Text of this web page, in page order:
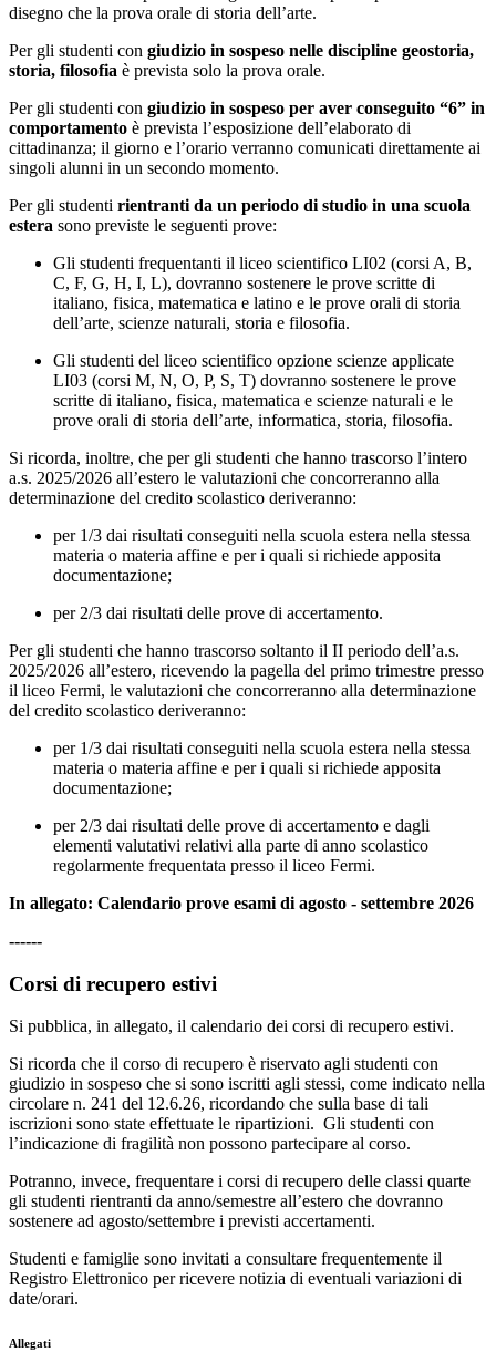
disegno che la prova orale di storia dell’arte.
Per gli studenti con giudizio in sospeso nelle discipline geostoria,
storia, filosofia è prevista solo la prova orale.
Per gli studenti con giudizio in sospeso per aver conseguito “6” in
comportamento è prevista l’esposizione dell’elaborato di
cittadinanza; il giorno e l’orario verranno comunicati direttamente ai
singoli alunni in un secondo momento.
Per gli studenti rientranti da un periodo di studio in una scuola
estera sono previste le seguenti prove:
Gli studenti frequentanti il liceo scientifico LI02 (corsi A, B,
C, F, G, H, I, L), dovranno sostenere le prove scritte di
italiano, fisica, matematica e latino e le prove orali di storia
dell’arte, scienze naturali, storia e filosofia.
Gli studenti del liceo scientifico opzione scienze applicate
LI03 (corsi M, N, O, P, S, T) dovranno sostenere le prove
scritte di italiano, fisica, matematica e scienze naturali e le
prove orali di storia dell’arte, informatica, storia, filosofia.
Si ricorda, inoltre, che per gli studenti che hanno trascorso l’intero
a.s. 2025/2026 all’estero le valutazioni che concorreranno alla
determinazione del credito scolastico deriveranno:
per 1/3 dai risultati conseguiti nella scuola estera nella stessa
materia o materia affine e per i quali si richiede apposita
documentazione;
per 2/3 dai risultati delle prove di accertamento.
Per gli studenti che hanno trascorso soltanto il II periodo dell’a.s.
2025/2026 all’estero, ricevendo la pagella del primo trimestre presso
il liceo Fermi, le valutazioni che concorreranno alla determinazione
del credito scolastico deriveranno:
per 1/3 dai risultati conseguiti nella scuola estera nella stessa
materia o materia affine e per i quali si richiede apposita
documentazione;
per 2/3 dai risultati delle prove di accertamento e dagli
elementi valutativi relativi alla parte di anno scolastico
regolarmente frequentata presso il liceo Fermi.
In allegato: Calendario prove esami di agosto - settembre 2026
------
Corsi di recupero estivi
Si pubblica, in allegato, il calendario dei corsi di recupero estivi.
Si ricorda che il corso di recupero è riservato agli studenti con
giudizio in sospeso che si sono iscritti agli stessi, come indicato nella
circolare n. 241 del 12.6.26, ricordando che sulla base di tali
iscrizioni sono state effettuate le ripartizioni. Gli studenti con
l’indicazione di fragilità non possono partecipare al corso.
Potranno, invece, frequentare i corsi di recupero delle classi quarte
gli studenti rientranti da anno/semestre all’estero che dovranno
sostenere ad agosto/settembre i previsti accertamenti.
Studenti e famiglie sono invitati a consultare frequentemente il
Registro Elettronico per ricevere notizia di eventuali variazioni di
date/orari.
Allegati